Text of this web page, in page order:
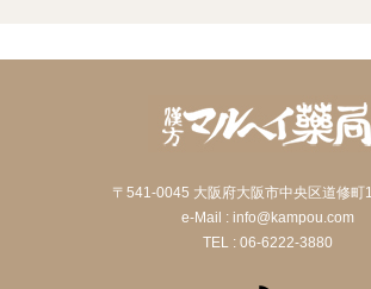
〒541-0045 大阪府大阪市中央区道修町
e-Mail : info@kampou.com
TEL : 06-6222-3880